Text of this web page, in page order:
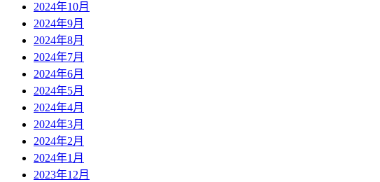
2024年10月
2024年9月
2024年8月
2024年7月
2024年6月
2024年5月
2024年4月
2024年3月
2024年2月
2024年1月
2023年12月